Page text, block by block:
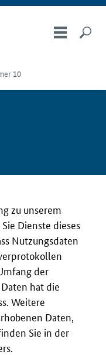
10
zu unserem
Dienste dieses
Nutzungsdaten
der
hat die
Weitere
Daten,
Sie in der